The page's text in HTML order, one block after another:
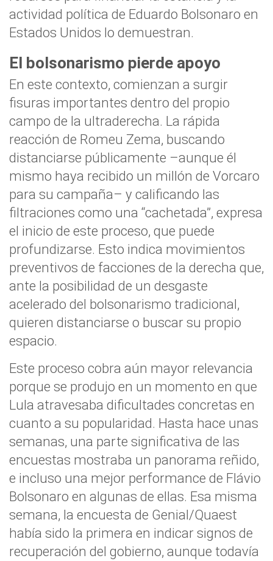
actividad política de Eduardo Bolsonaro en
Estados Unidos lo demuestran.
El bolsonarismo pierde apoyo
En este contexto, comienzan a surgir
fisuras importantes dentro del propio
campo de la ultraderecha. La rápida
reacción de Romeu Zema, buscando
distanciarse públicamente –aunque él
mismo haya recibido un millón de Vorcaro
para su campaña– y calificando las
filtraciones como una “cachetada”, expresa
el inicio de este proceso, que puede
profundizarse. Esto indica movimientos
preventivos de facciones de la derecha que,
ante la posibilidad de un desgaste
acelerado del bolsonarismo tradicional,
quieren distanciarse o buscar su propio
espacio.
Este proceso cobra aún mayor relevancia
porque se produjo en un momento en que
Lula atravesaba dificultades concretas en
cuanto a su popularidad. Hasta hace unas
semanas, una parte significativa de las
encuestas mostraba un panorama reñido,
e incluso una mejor performance de Flávio
Bolsonaro en algunas de ellas. Esa misma
semana, la encuesta de Genial/Quaest
había sido la primera en indicar signos de
recuperación del gobierno, aunque todavía